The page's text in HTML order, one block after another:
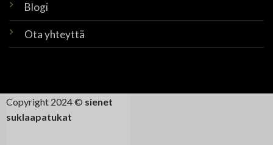
Blogi
Ota yhteyttä
Copyright 2024 © sienet
suklaapatukat